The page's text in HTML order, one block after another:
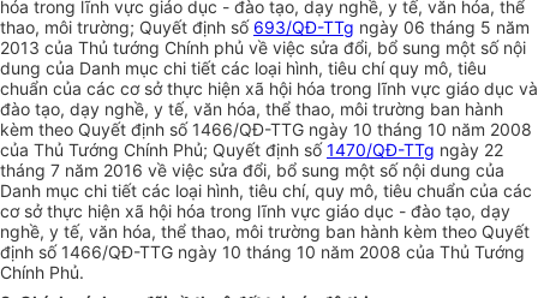
hóa trong lĩnh vực giáo dục - đào tạo, dạy nghề, y tế, văn hóa, thể
thao, môi trường; Quyết định số 693/QĐ-TTg ngày 06 tháng 5 năm
2013 của Thủ tướng Chính phủ về việc sửa đổi, bổ sung một số nội
dung của Danh mục chi tiết các loại hình, tiêu chí quy mô, tiêu
chuẩn của các cơ sở thực hiện xã hội hóa trong lĩnh vực giáo dục và
đào tạo, dạy nghề, y tế, văn hóa, thể thao, môi trường ban hành
kèm theo Quyết định số 1466/QĐ-TTG ngày 10 tháng 10 năm 2008
của Thủ Tướng Chính Phủ; Quyết định số1470/QĐ-TTg ngày 22
tháng 7 năm 2016 về việc sửa đổi, bổ sung một số nội dung của
Danh mục chi tiết các loại hình, tiêu chí, quy mô, tiêu chuẩn của các
cơ sở thực hiện xã hội hóa trong lĩnh vực giáo dục - đào tạo, dạy
nghề, y tế, văn hóa, thể thao, môi trường ban hành kèm theo Quyết
định số 1466/QĐ-TTG ngày 10 tháng 10 năm 2008 của Thủ Tướng
Chính Phủ.